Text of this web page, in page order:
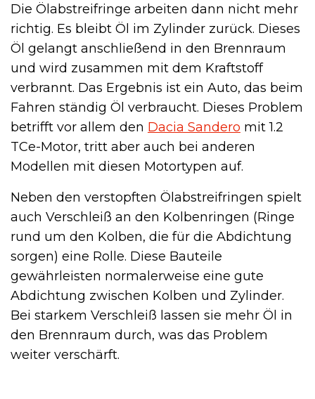
Die Ölabstreifringe arbeiten dann nicht mehr
richtig. Es bleibt Öl im Zylinder zurück. Dieses
Öl gelangt anschließend in den Brennraum
und wird zusammen mit dem Kraftstoff
verbrannt. Das Ergebnis ist ein Auto, das beim
Fahren ständig Öl verbraucht. Dieses Problem
betrifft vor allem den Dacia Sandero mit 1.2
TCe-Motor, tritt aber auch bei anderen
Modellen mit diesen Motortypen auf.
Neben den verstopften Ölabstreifringen spielt
auch Verschleiß an den Kolbenringen (Ringe
rund um den Kolben, die für die Abdichtung
sorgen) eine Rolle. Diese Bauteile
gewährleisten normalerweise eine gute
Abdichtung zwischen Kolben und Zylinder.
Bei starkem Verschleiß lassen sie mehr Öl in
den Brennraum durch, was das Problem
weiter verschärft.